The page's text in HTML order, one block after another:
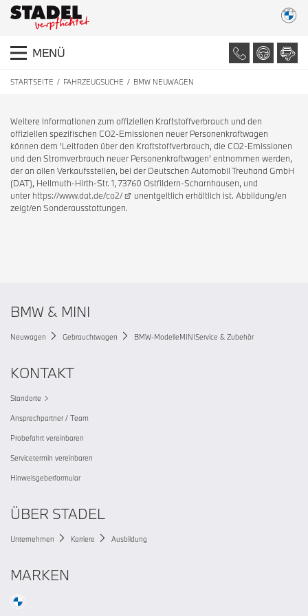
MENÜ
STARTSEITE FAHRZEUGSUCHE BMW NEUWAGEN
Weitere Informationen zum offiziellen Kraftstoffverbrauch und den
offiziellen spezifischen CO2-Emissionen neuer Personenkraftwagen
können dem 'Leitfaden über den Kraftstoffverbrauch, die CO2-Emissionen
und den Stromverbrauch neuer Personenkraftwagen' entnommen werden,
der an allen Verkaufsstellen, bei der Deutschen Automobil Treuhand GmbH
(DAT), Hellmuth-Hirth-Str. 1, 73760 Ostfildern-Scharnhausen, und
unter https://www.dat.de/co2/
unentgeltlich erhältlich ist. Abbildung/en
zeigt/en Sonderausstattungen.
BMW & MINI
Neuwagen Gebrauchtwagen BMW-ModelleMINIService & Zubehör
KONTAKT
Standorte
Ansprechpartner / Team
Probefahrt vereinbaren
Servicetermin vereinbaren
Hinweisgeberformular
ÜBER STADEL
Unternehmen Karriere Ausbildung
MARKEN